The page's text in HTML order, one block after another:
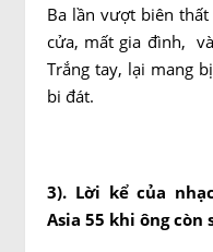
Ba lần vượt biên
cửa, mất gia đình,
Trắng tay, lại mang
bi đát.
3). Lời kể của
Asia 55 khi ông còn